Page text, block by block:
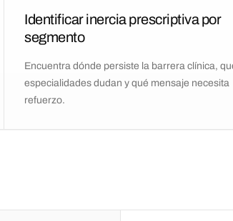
Identificar inercia prescriptiva por
segmento
Encuentra dónde persiste la barrera clínica,
especialidades dudan y qué mensaje necesita
refuerzo.